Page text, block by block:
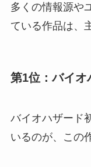
多くの情報源や
ている作品は、
第1位：バイオ
バイオハザード
いるのが、この